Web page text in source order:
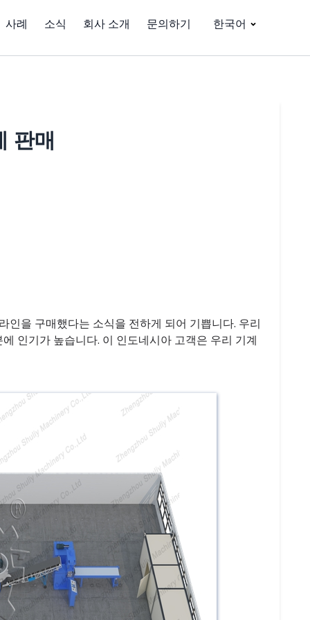
사례 소식 회사 소개 문의하기 한국어
판매
을 구매했다는 소식을 전하게 되어 기쁩니다. 우리
인기가 높습니다. 이 인도네시아 고객은 우리 기계